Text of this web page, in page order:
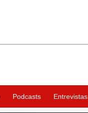
Podcasts Entrevistas